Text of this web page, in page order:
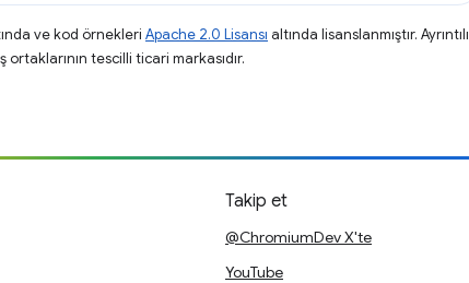
ve kod örnekleri Apache 2.0 Lisansı altında lisanslanmıştır. Ayrıntılı
tescilli ticari markasıdır.
Takip et
@ChromiumDev X'te
YouTube